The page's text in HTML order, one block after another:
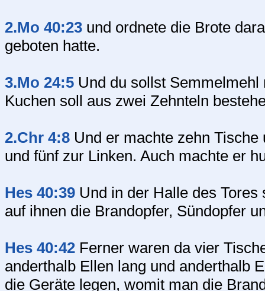
2.Mo 40:23 und ordnete die Brote
geboten hatte.
3.Mo 24:5 Und du sollst
Kuchen soll aus zwei Zehnteln
2.Chr 4:8 Und er machte zehn
und fünf zur Linken. Auch machte er
Hes 40:39 Und in der Halle des
auf ihnen die Brandopfer, Sündopfer
Hes 40:42 Ferner waren da vier
anderthalb Ellen lang und anderthalb
die Geräte legen, womit man die